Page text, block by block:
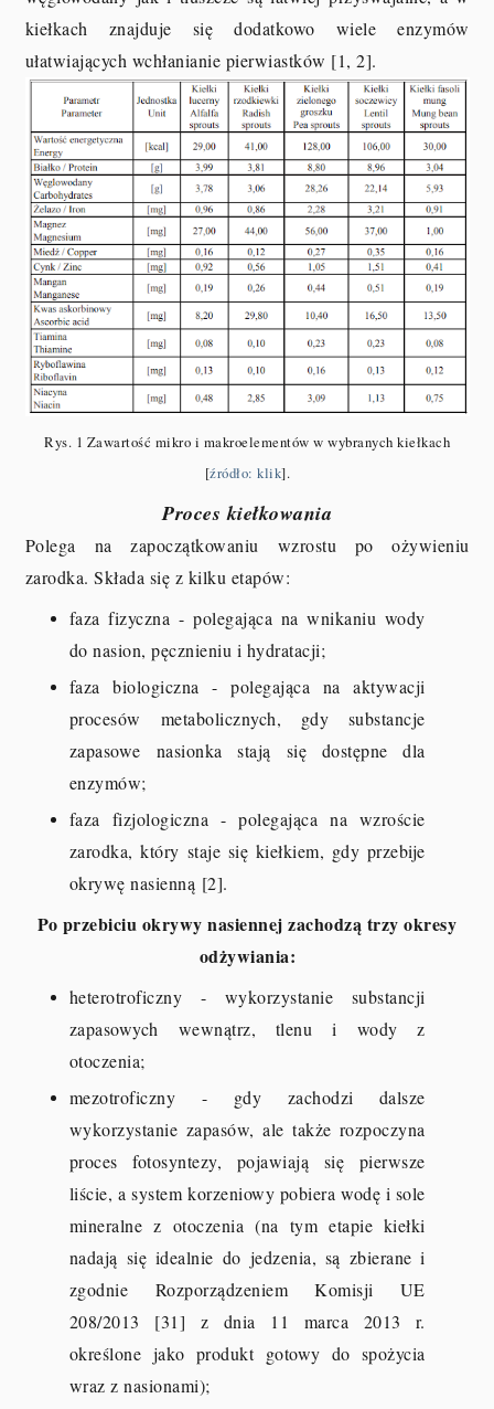
kiełkach znajduje się dodatkowo wiele enzymów
ułatwiających wchłanianie pierwiastków [1, 2].
Rys. 1 Zawartość mikro i makroelementów w wybranych kiełkach
[źródło: klik].
Proces kiełkowania
Polega na zapoczątkowaniu wzrostu po ożywieniu
zarodka. Składa się z kilku etapów:
faza fizyczna - polegająca na wnikaniu wody
do nasion, pęcznieniu i hydratacji;
faza biologiczna - polegająca na aktywacji
procesów metabolicznych, gdy substancje
zapasowe nasionka stają się dostępne dla
enzymów;
faza fizjologiczna - polegająca na wzroście
zarodka, który staje się kiełkiem, gdy przebije
okrywę nasienną [2].
Po przebiciu okrywy nasiennej zachodzą trzy okresy
odżywiania:
heterotroficzny - wykorzystanie substancji
zapasowych wewnątrz, tlenu i wody z
otoczenia;
mezotroficzny - gdy zachodzi dalsze
wykorzystanie zapasów, ale także rozpoczyna
proces fotosyntezy, pojawiają się pierwsze
liście, a system korzeniowy pobiera wodę i sole
mineralne z otoczenia (na tym etapie kiełki
nadają się idealnie do jedzenia, są zbierane i
zgodnie Rozporządzeniem Komisji UE
208/2013 [31] z dnia 11 marca 2013 r.
określone jako produkt gotowy do spożycia
wraz z nasionami);